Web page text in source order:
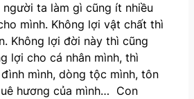
ta làm gì cũng ít nhiều
mình. Không lợi vật chất thì
Không lợi đời này thì cũng
lợi cho cá nhân mình, thì
mình, dòng tộc mình, tôn
hương của mình… Con